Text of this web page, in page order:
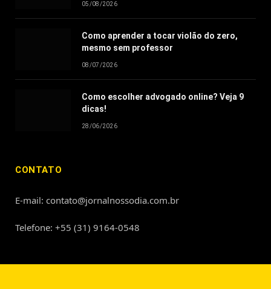
05/08/2026
Como aprender a tocar violão do zero,
mesmo sem professor
08/07/2026
Como escolher advogado online? Veja 9
dicas!
28/06/2026
CONTATO
E-mail: contato@jornalnossodia.com.br
Telefone: +55 (31) 9164-0548